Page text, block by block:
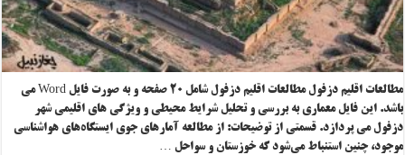
مطالعات اقلیم دزفول مطالعات اقلیم دزفول شامل ۲۰ صفحه و به صورت فایل Word می
باشد. این فایل معماری به بررسی و تحلیل شرایط محیطی و ویژگی های اقلیمی شهر
دزفول می پردازد. قسمتی از توضیحات: از مطالعه آمارهای جوی ایستگاه‌های هواشناسی
موجود، چنین استنباط می‌شود که خوزستان و سواحل …